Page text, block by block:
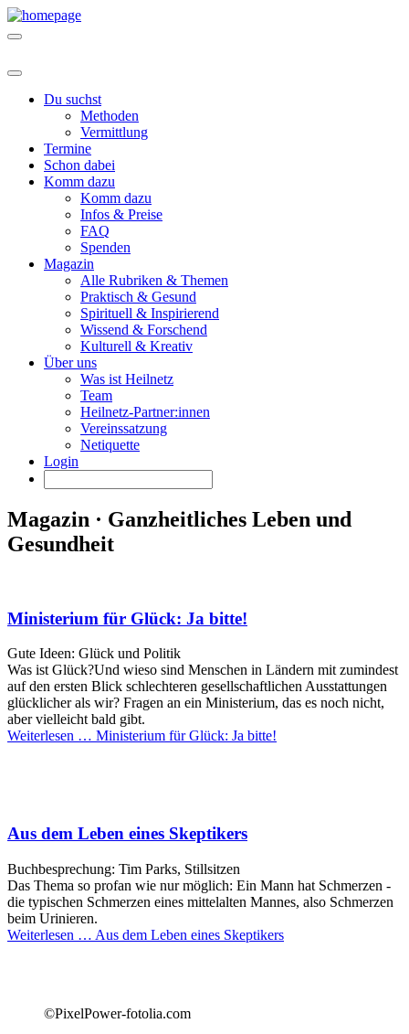
Du suchst
Methoden
Vermittlung
Termine
Schon dabei
Komm dazu
Komm dazu
Infos & Preise
FAQ
Spenden
Magazin
Alle Rubriken & Themen
Praktisch & Gesund
Spirituell & Inspirierend
Wissend & Forschend
Kulturell & Kreativ
Über uns
Was ist Heilnetz
Team
Heilnetz-Partner:innen
Vereinssatzung
Netiquette
Login
Magazin · Ganzheitliches Leben und
Gesundheit
Ministerium für Glück: Ja bitte!
Gute Ideen: Glück und Politik
Was ist Glück?Und wieso sind Menschen in Ländern mit zumindest
auf den ersten Blick schlechteren gesellschaftlichen Ausstattungen
glücklicher als wir? Fragen an ein Ministerium, das es noch nicht,
aber vielleicht bald gibt.
Weiterlesen … Ministerium für Glück: Ja bitte!
Aus dem Leben eines Skeptikers
Buchbesprechung: Tim Parks, Stillsitzen
Das Thema so profan wie nur möglich: Ein Mann hat Schmerzen -
die typischen Schmerzen eines mittelalten Mannes, also Schmerzen
beim Urinieren.
Weiterlesen … Aus dem Leben eines Skeptikers
©PixelPower-fotolia.com